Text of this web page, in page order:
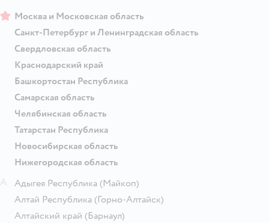
Москва и Московская область
Санкт-Петербург и Ленинградская область
Свердловская область
Краснодарский край
Башкортостан Республика
Самарская область
Челябинская область
Татарстан Республика
Новосибирская область
Нижегородская область
Адыгея Республика (Майкоп)
Алтай Республика (Горно-Алтайск)
Алтайский край (Барнаул)